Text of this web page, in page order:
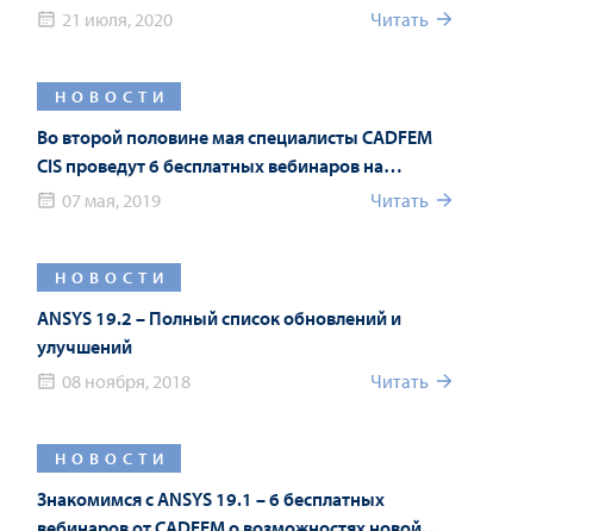
реальном времени
21 июля, 2020 Читать
НОВОСТИ
Во второй половине мая специалисты CADFEM
CIS проведут 6 бесплатных вебинаров на
русском языке
07 мая, 2019 Читать
НОВОСТИ
ANSYS 19.2 – Полный список обновлений и
улучшений
08 ноября, 2018
Читать
НОВОСТИ
Знакомимся с ANSYS 19.1 – 6 бесплатных